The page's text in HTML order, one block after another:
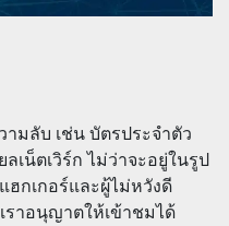
มลับ เช่น บัตรประจำตัว
เน็ตเวิร์ก ไม่ว่าจะอยู่ในรูป
กเกอร์และผู้ไม่หวังดี
ราอนุญาตให้เข้าชมได้